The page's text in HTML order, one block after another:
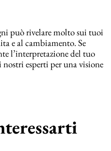
può rivelare molto sui tuoi
e al cambiamento. Se
l’interpretazione del tuo
esperti per una visione